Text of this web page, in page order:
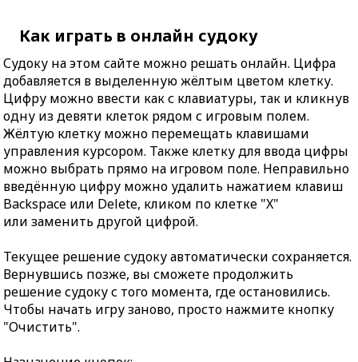
Как играть в онлайн судоку
Судоку на этом сайте можно решать онлайн. Цифра
добавляется в выделенную жёлтым цветом клетку.
Цифру можно ввести как с клавиатуры, так и кликнув
одну из девяти клеток рядом с игровым полем.
Жёлтую клетку можно перемещать клавишами
управления курсором. Также клетку для ввода цифры
можно выбрать прямо на игровом поле. Неправильно
введённую цифру можно удалить нажатием клавиш
Backspace или Delete, кликом по клетке "X"
или заменить другой цифрой.
Текущее решение судоку автоматически сохраняется.
Вернувшись позже, вы сможете продолжить
решение судоку с того момента, где остановились.
Чтобы начать игру заново, просто нажмите кнопку
"Очистить".